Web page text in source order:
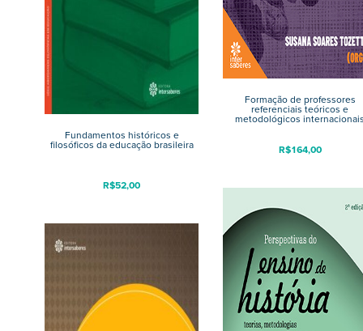
Formação de professores
referenciais teóricos e
metodológicos
R$164,00
Fundamentos históricos e
filosóficos da educação brasileira
R$52,00